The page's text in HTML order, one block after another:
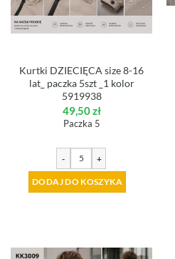
Kurtki DZIECIĘCA size 8-16
lat_ paczka 5szt _1 kolor
5919938
49,50zł
Paczka 5
- +
DODAJ DO KOSZYKA